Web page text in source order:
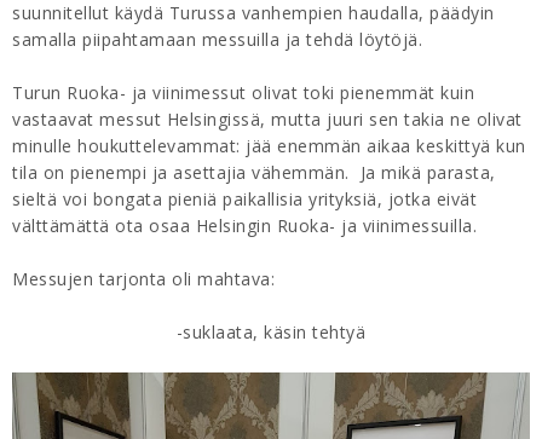
suunnitellut käydä Turussa vanhempien haudalla, päädyin
samalla piipahtamaan messuilla ja tehdä löytöjä.
Turun Ruoka- ja viinimessut olivat toki pienemmät kuin
vastaavat messut Helsingissä, mutta juuri sen takia ne olivat
minulle houkuttelevammat: jää enemmän aikaa keskittyä kun
tila on pienempi ja asettajia vähemmän. Ja mikä parasta,
sieltä voi bongata pieniä paikallisia yrityksiä, jotka eivät
välttämättä ota osaa Helsingin Ruoka- ja viinimessuilla.
Messujen tarjonta oli mahtava:
-suklaata, käsin tehtyä